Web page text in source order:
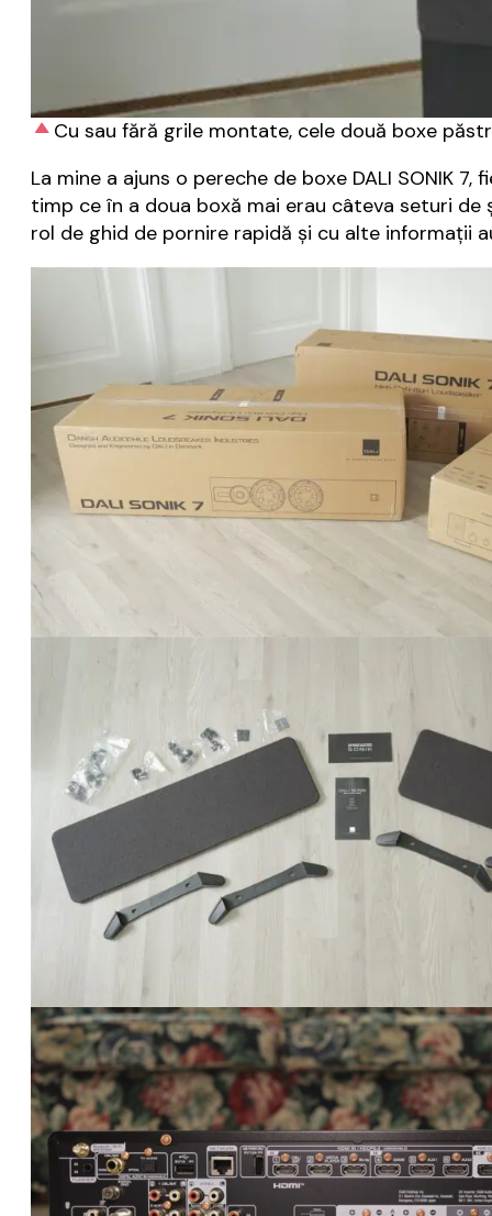
Cu sau fără grile montate, cele două boxe
La mine a ajuns o pereche de boxe DALI SONIK
timp ce în a doua boxă mai erau câteva seturi de
rol de ghid de pornire rapidă și cu alte informații